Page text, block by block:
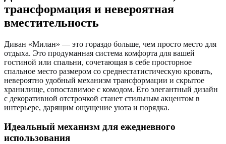
трансформация и невероятная
вместительность
Диван «Милан» — это гораздо больше, чем просто место для
отдыха. Это продуманная система комфорта для вашей
гостиной или спальни, сочетающая в себе просторное
спальное место размером со среднестатистическую кровать,
невероятно удобный механизм трансформации и скрытое
хранилище, сопоставимое с комодом. Его элегантный дизайн
с декоративной отстрочкой станет стильным акцентом в
интерьере, дарящим ощущение уюта и порядка.
Идеальный механизм для ежедневного
использования